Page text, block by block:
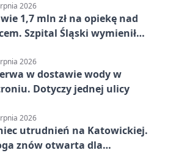
2026
1,7 mln zł na opiekę nad
Szpital Śląski wymienił
2026
w dostawie wody w
Dotyczy jednej ulicy
2026
utrudnień na Katowickiej.
znów otwarta dla